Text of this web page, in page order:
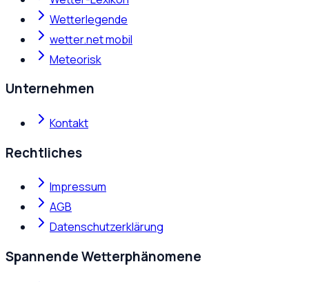
Wetterlegende
wetter.net mobil
Meteorisk
Unternehmen
Kontakt
Rechtliches
Impressum
AGB
Datenschutzerklärung
Spannende Wetterphänomene